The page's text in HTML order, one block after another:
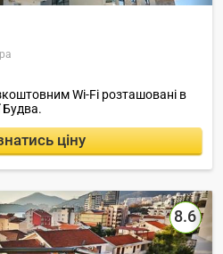
Wi-Fi розташовані в
Будва.
ціну
8.6